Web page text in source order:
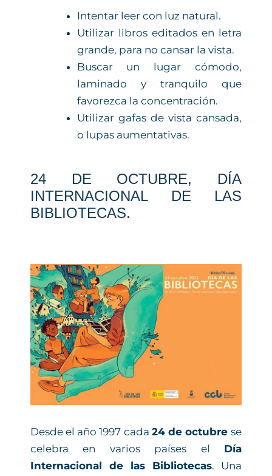
Intentar leer con luz natural.
Utilizar libros editados en letra
grande, para no cansar la vista.
Buscar un lugar cómodo,
laminado y tranquilo que
favorezca la concentración.
Utilizar gafas de vista cansada,
o lupas aumentativas.
24 DE OCTUBRE, DÍA
INTERNACIONAL DE LAS
BIBLIOTECAS.
Desde el año 1997 cada 24 de octubre se
celebra en varios países el Día
Internacional de las Bibliotecas. Una